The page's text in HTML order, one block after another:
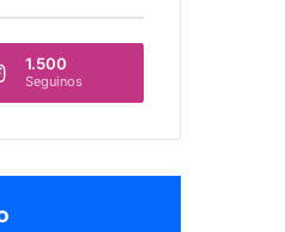
1.500
Seguinos